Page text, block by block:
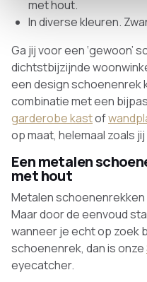
met hout.
In diverse kleuren.
Ga jij voor een ‘gewoon’
dichtstbijzijnde
een design schoenenrek
combinatie met een
garderobe kastof
op maat, helemaal zoals jij
Een metalen
met hout
Metalen
Maar door de eenvoud
wanneer je echt op zoek
schoenenrek, dan is onze
eyecatcher.